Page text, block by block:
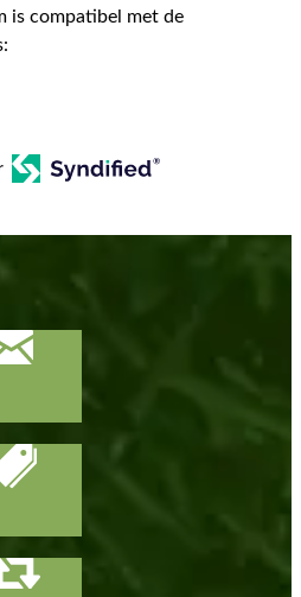
is compatibel met de